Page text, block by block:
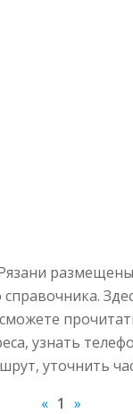
узнать
уточнить
« 1 »